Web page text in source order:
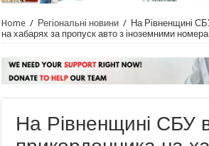
Home / Регіональні новини / На Рівненщині
на хабарях за пропуск авто з іноземними
На Рівненщині СБУ